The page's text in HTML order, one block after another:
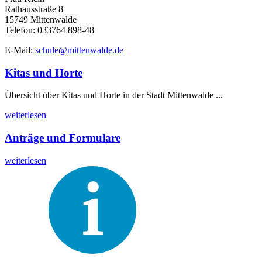
Rathausstraße 8
15749 Mittenwalde
Telefon: 033764 898-48
E-Mail: schule@mittenwalde.de
Kitas und Horte
Übersicht über Kitas und Horte in der Stadt Mittenwalde ...
weiterlesen
Anträge und Formulare
weiterlesen